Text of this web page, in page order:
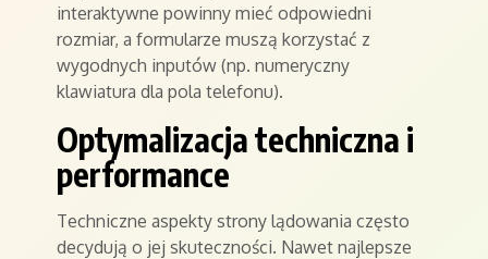
interaktywne powinny mieć odpowiedni
rozmiar, a formularze muszą korzystać z
wygodnych inputów (np. numeryczny
klawiatura dla pola telefonu).
Optymalizacja techniczna i
performance
Techniczne aspekty strony lądowania często
decydują o jej skuteczności. Nawet najlepsze